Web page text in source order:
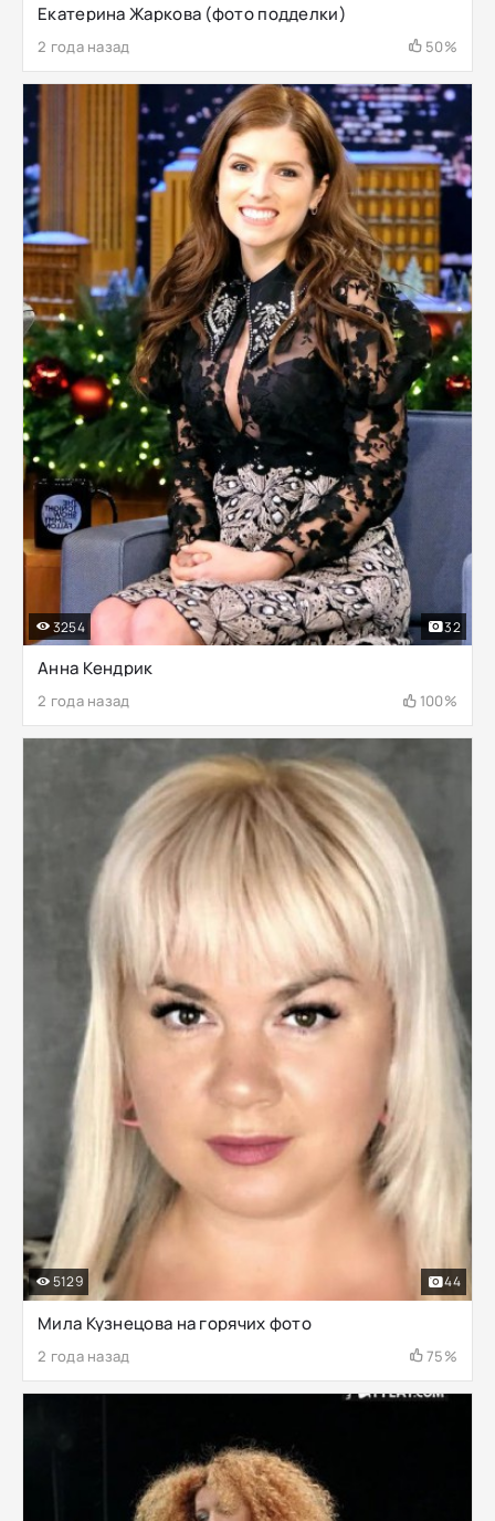
Екатерина Жаркова (фото подделки)
2 года назад 50%
Анна Кендрик
2 года назад 100%
3254 32
Мила Кузнецова на горячих фото
2 года назад 75%
5129 44